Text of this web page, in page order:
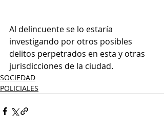
Al delincuente se lo estaría
investigando por otros posibles
delitos perpetrados en esta y otras
jurisdicciones de la ciudad.
SOCIEDAD
POLICIALES